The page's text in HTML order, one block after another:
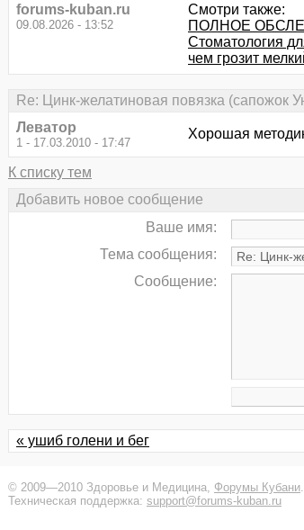
forums-kuban.ru
09.08.2026 - 13:52
Смотри также:
ПОЛНОЕ
Стоматология
чем грозит
Re: Цинк-желатиновая повязка (сапожок
Леватор
1 - 17.03.2010 - 17:47
Хорошая
К списку тем
Добавить новое сообщение
Ваше имя:
Тема сообщения:
Сообщение:
« ушиб голени и бег
© 2009—2010 Здоровье и Медицина, Форумы Кубани
Техническая поддержка: support@forums-kuban.ru